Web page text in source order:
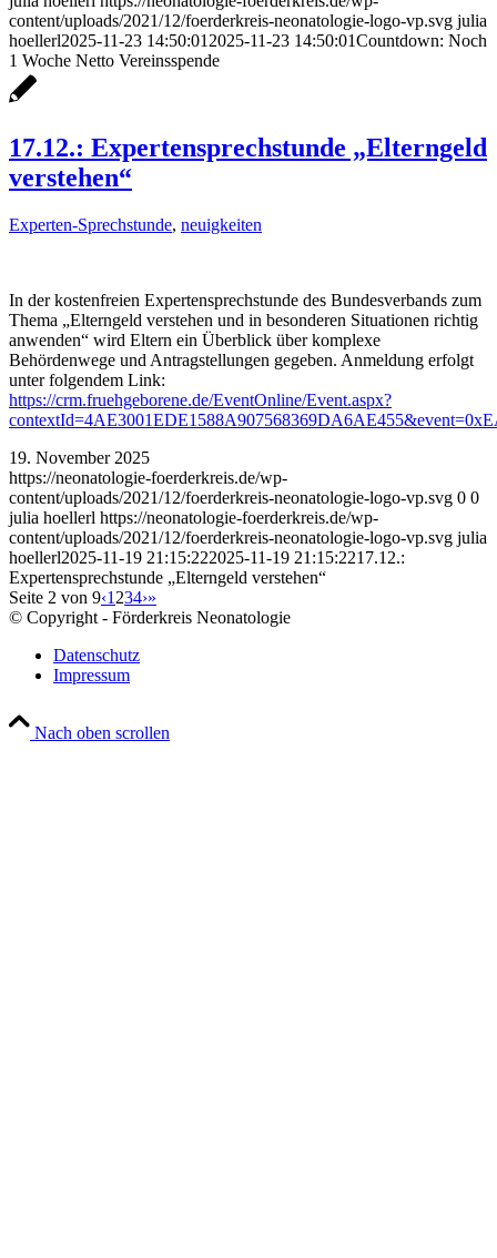
content/uploads/2021/12/foerderkreis-neonatologie-logo-vp.svg julia
hoellerl2025-11-23 14:50:01 2025-11-23 14:50:01Countdown: Noch
1 Woche Netto Vereinsspende
17.12.: Expertensprechstunde „Elterngeld
verstehen“
Experten-Sprechstunde, neuigkeiten
In der kostenfreien Expertensprechstunde des Bundesverbands zum
Thema „Elterngeld verstehen und in besonderen Situationen richtig
anwenden“ wird Eltern ein Überblick über komplexe
Behördenwege und Antragstellungen gegeben. Anmeldung erfolgt
unter folgendem Link:
https://crm.fruehgeborene.de/EventOnline/Event.aspx?
19. November 2025
https://neonatologie-foerderkreis.de/wp-
content/uploads/2021/12/foerderkreis-neonatologie-logo-vp.svg 0 0
julia hoellerl https://neonatologie-foerderkreis.de/wp-
content/uploads/2021/12/foerderkreis-neonatologie-logo-vp.svg julia
hoellerl2025-11-19 21:15:222025-11-19 21:15:2217.12.:
Expertensprechstunde „Elterngeld verstehen“
Seite 2 von 9‹1 234›»
© Copyright - Förderkreis Neonatologie
Datenschutz
Impressum
Nach oben scrollen